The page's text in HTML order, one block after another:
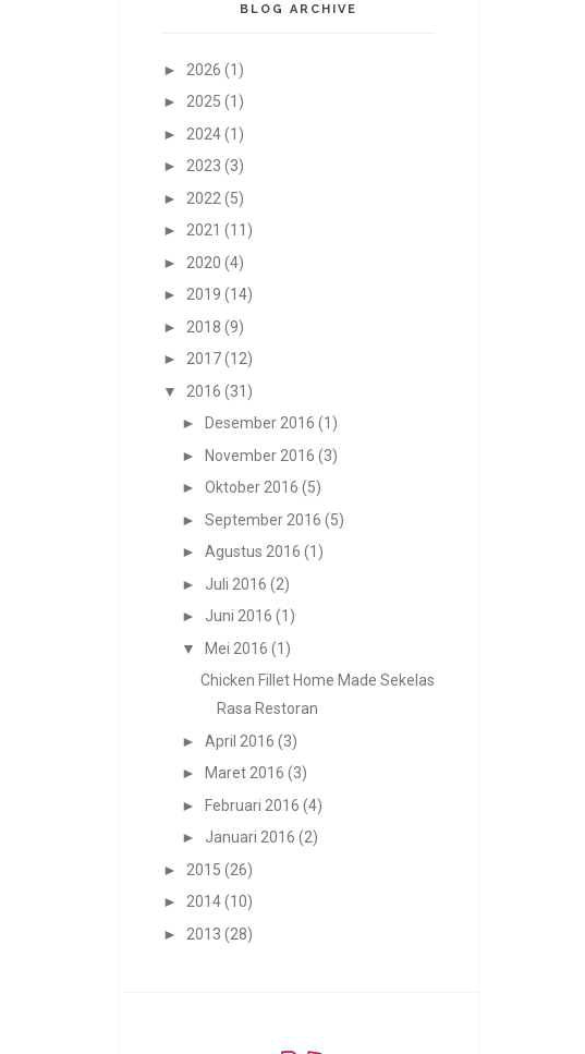
BLOG ARCHIVE
► 2026 (1)
► 2025 (1)
► 2024(1)
► 2023 (3)
► 2022 (5)
► 2021 (11)
► 2020 (4)
► 2019 (14)
► 2018 (9)
► 2017(12)
▼
2016 (31)
►
Desember 2016 (1)
►
November 2016 (3)
► Oktober 2016 (5)
► September 2016 (5)
► Agustus 2016 (1)
► Juli 2016 (2)
► Juni 2016 (1)
▼
Mei 2016 (1)
Chicken Fillet Home Made Sekelas
Rasa Restoran
► April 2016 (3)
►
Maret 2016 (3)
►
Februari 2016 (4)
► Januari 2016 (2)
► 2015 (26)
► 2014(10)
► 2013 (28)